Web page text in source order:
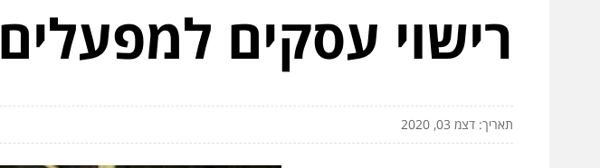
רישוי עסקים למפעלים
תאריך: דצמ 03, 2020